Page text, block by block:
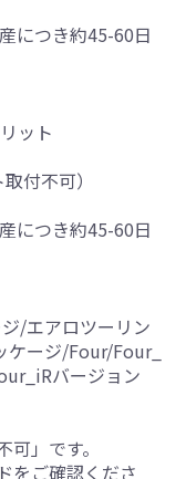
につき約45-60日
ット
付不可）
につき約45-60日
/エアロツーリン
ージ/Four/Four_
バージョン
」です。
をご確認くださ